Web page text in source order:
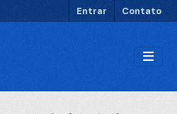
Entrar Contato